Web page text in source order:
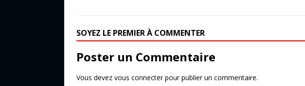
o
k
SOYEZ LE PREMIER À COMMENTER
Poster un Commentaire
Vous devez vous connecterpour publier un commentaire.